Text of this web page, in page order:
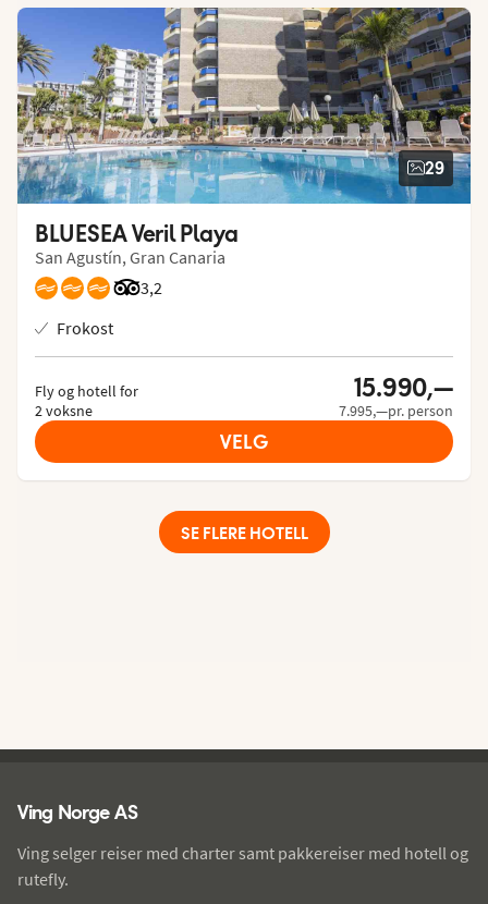
29
BLUESEA Veril Playa
San Agustín, Gran Canaria
3,2
Vurdering fra Tripadvisor: 3.2 of 5
Frokost
Fly og hotell for
2 voksne
15.990,—
7.995,—pr. person
VELG
SE FLERE HOTELL
Ving Norge AS
Ving selger reiser med charter samt pakkereiser med hotell og
rutefly.